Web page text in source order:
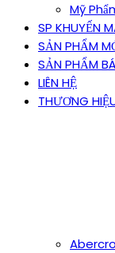
Mỹ
SP KHUYẾN
SẢN PHẨM
SẢN PHẨM
LIÊN HỆ
THƯƠNG